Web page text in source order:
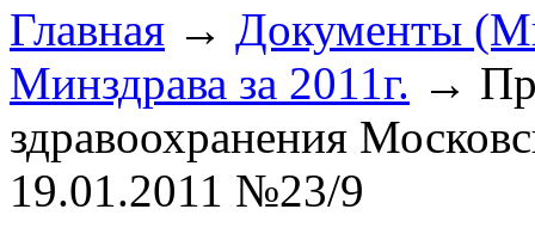
Главная → Документы
Минздрава за 2011г. →
здравоохранения
19.01.2011 №23/9